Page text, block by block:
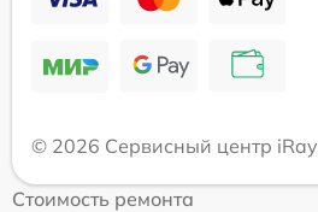
© 2026 Сервисный центр iRay
Стоимость ремонта